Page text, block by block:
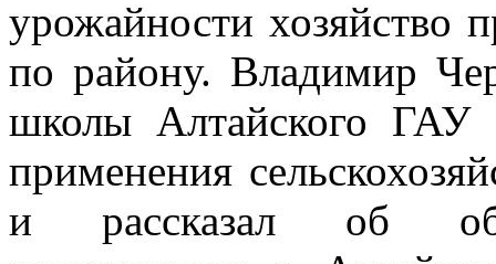
урожайности хозяйство
по району. Владимир
школы Алтайского ГАУ
применения
и рассказал об